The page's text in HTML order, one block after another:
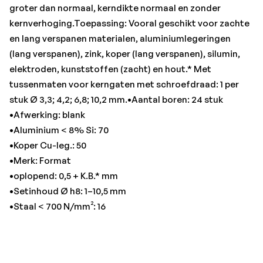
groter dan normaal, kerndikte normaal en zonder
kernverhoging.Toepassing: Vooral geschikt voor zachte
en lang verspanen materialen, aluminiumlegeringen
(lang verspanen), zink, koper (lang verspanen), silumin,
elektroden, kunststoffen (zacht) en hout.* Met
tussenmaten voor kerngaten met schroefdraad: 1 per
stuk Ø 3,3; 4,2; 6,8; 10,2 mm.•Aantal boren: 24 stuk
•Afwerking: blank
•Aluminium < 8% Si: 70
•Koper Cu-leg.: 50
•Merk: Format
•oplopend: 0,5 + K.B.* mm
•Setinhoud Ø h8: 1–10,5 mm
•Staal < 700 N/mm²: 16